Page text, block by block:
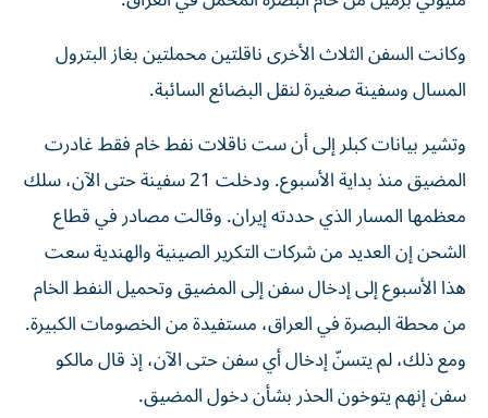
وكانت السفن الثلاث الأخرى ناقلتين محملتين بغاز البترول
المسال وسفينة صغيرة لنقل البضائع السائبة.
وتشير بيانات كبلر إلى أن ست ناقلات نفط خام فقط غادرت
المضيق منذ بداية الأسبوع. ودخلت 21 سفينة حتى الآن، سلك
معظمها المسار الذي حددته إيران. وقالت مصادر في قطاع
الشحن إن ​العديد من شركات التكرير الصينية والهندية سعت
هذا الأسبوع إلى ‌إدخال سفن إلى المضيق وتحميل النفط الخام
من محطة البصرة في العراق، مستفيدة من الخصومات الكبيرة.
ومع ذلك، لم يتسنّ إدخال أي سفن حتى الآن، إذ قال مالكو
سفن إنهم يتوخون الحذر بشأن دخول المضيق.